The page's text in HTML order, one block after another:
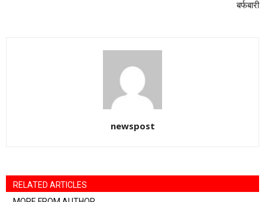
बर्फबारी
newspost
RELATED ARTICLES